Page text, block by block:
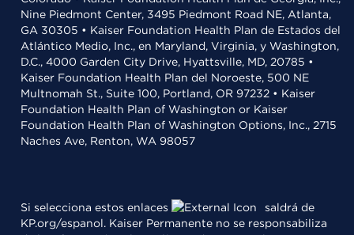
Nine Piedmont Center, 3495 Piedmont Road NE, Atlanta,
GA 30305 • Kaiser Foundation Health Plan de Estados del
Atlántico Medio, Inc., en Maryland, Virginia, y Washington,
D.C., 4000 Garden City Drive, Hyattsville, MD, 20785 •
Kaiser Foundation Health Plan del Noroeste, 500 NE
Multnomah St., Suite 100, Portland, OR 97232 • Kaiser
Foundation Health Plan of Washington or Kaiser
Foundation Health Plan of Washington Options, Inc., 2715
Naches Ave, Renton, WA 98057
Si selecciona estos enlaces
saldrá de
KP.org/espanol. Kaiser Permanente no se responsabiliza